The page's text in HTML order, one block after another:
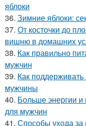
яблоки
36. Зимние яблоки:
37. От косточки до
вишню в домашних
38. Как правильно
мужчин
39. Как
мужчины
40. Больше энергии
для мужчин
41. Способы ухода за